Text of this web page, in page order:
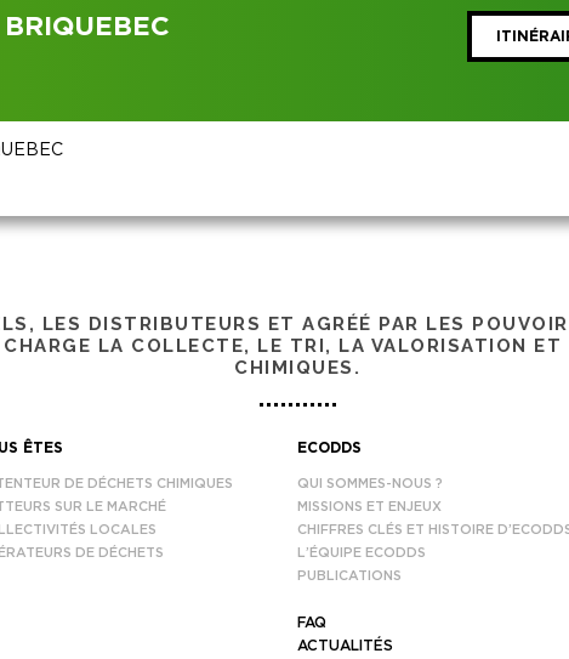
LES DISTRIBUTEURS ET AGRÉÉ PAR LES
LA COLLECTE, LE TRI, LA VALORISATION ET
CHIMIQUES.
ÊTES
DE DÉCHETS CHIMIQUES
SUR LE MARCHÉ
LOCALES
DE DÉCHETS
ECODDS
QUI SOMMES-NOUS ?
MISSIONS ET ENJEUX
CHIFFRES CLÉS ET HISTOIRE
L’ÉQUIPE ECODDS
PUBLICATIONS
FAQ
ACTUALITÉS